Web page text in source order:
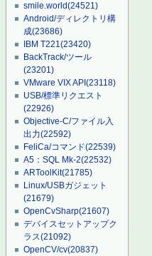
smile.world(24521)
Android/ディレクトリ構
成(23686)
IBM T221(23420)
BackTrack/ツール
(23201)
VMware VIX API(23118)
USB/標準リクエスト
(22926)
Objective-C/ファイル入
出力(22592)
FeliCa/コマンド(22539)
A5：SQL Mk-2(22532)
ARToolKit(21785)
Linux/USBガジェット
(21679)
OpenCvSharp(21607)
デバイスセットアップク
ラス(21092)
OpenCV/cv(20837)